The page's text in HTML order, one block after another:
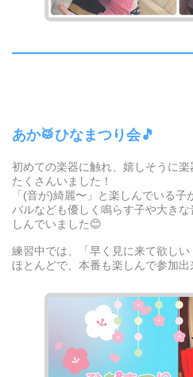
あか🥁ひなまつり会🎵
初めての楽器に触れ、嬉しそうに
たくさんいました！
「(音が)綺麗〜」と楽しんでいる
バルなども優しく鳴らす子や大き
しんでいました😊
練習中では、「早く見に来て欲し
ほとんどで、本番も楽しんで参加